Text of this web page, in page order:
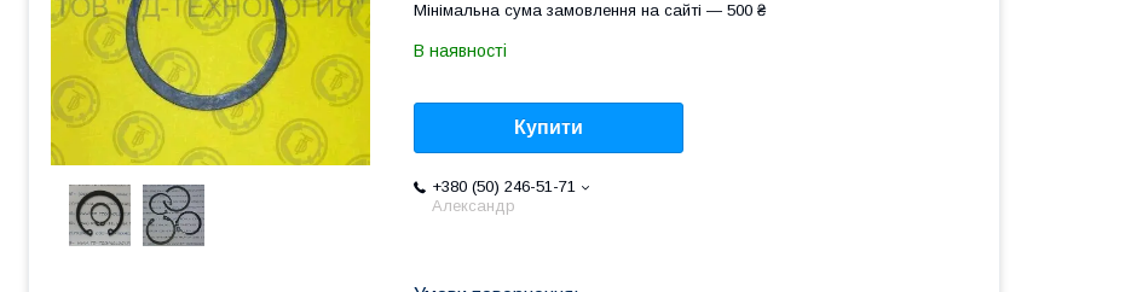
Мінімальна сума замовлення на сайті — 500 ₴
В наявності
Купити
+380 (50) 246-51-71
Александр